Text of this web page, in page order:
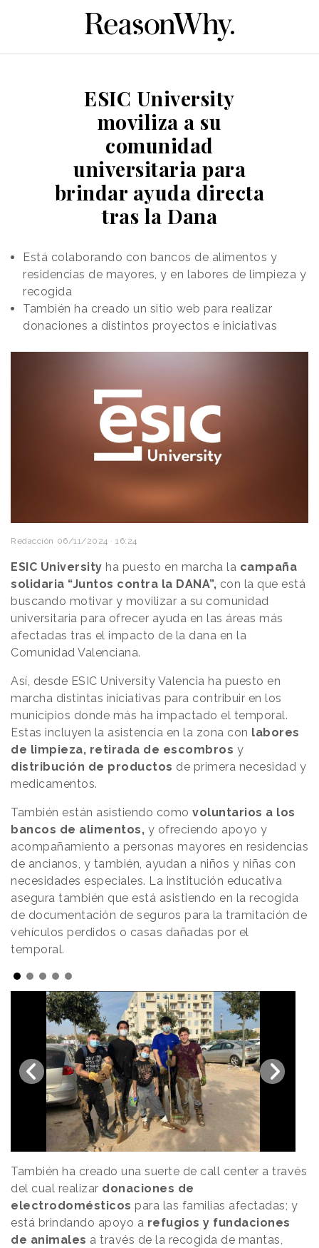
ESIC University
moviliza a su
comunidad
universitaria para
brindar ayuda directa
tras la Dana
Está colaborando con bancos de alimentos y
residencias de mayores, y en labores de limpieza y
recogida
También ha creado un sitio web para realizar
donaciones a distintos proyectos e iniciativas
Redacción 06/11/2024 · 16:24
ESIC University ha puesto en marcha la campaña
solidaria “Juntos contra la DANA”, con la que está
buscando motivar y movilizar a su comunidad
universitaria para ofrecer ayuda en las áreas más
afectadas tras el impacto de la dana en la
Comunidad Valenciana.
Así, desde ESIC University Valencia ha puesto en
marcha distintas iniciativas para contribuir en los
municipios donde más ha impactado el temporal.
Estas incluyen la asistencia en la zona con labores
de limpieza, retirada de escombros y
distribución de productos de primera necesidad y
medicamentos.
También están asistiendo como voluntarios a los
bancos de alimentos, y ofreciendo apoyo y
acompañamiento a personas mayores en residencias
de ancianos, y también, ayudan a niños y niñas con
necesidades especiales. La institución educativa
asegura también que está asistiendo en la recogida
de documentación de seguros para la tramitación de
vehículos perdidos o casas dañadas por el
temporal.
También ha creado una suerte de call center a través
del cual realizar donaciones de
electrodomésticos para las familias afectadas; y
está brindando apoyo a refugios y fundaciones
de animales a través de la recogida de mantas,